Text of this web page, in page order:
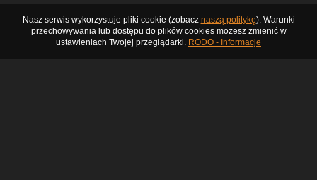
Nasz serwis wykorzystuje pliki cookie (zobacz naszą politykę). Warunki
przechowywania lub dostępu do plików cookies możesz zmienić w
ustawieniach Twojej przeglądarki. RODO - Informacje